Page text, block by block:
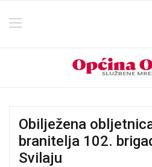
Obilježena
branitelja 102.
Svilaju